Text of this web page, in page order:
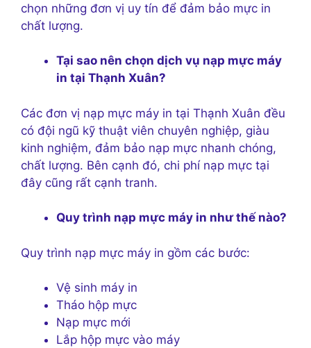
chọn những đơn vị uy tín để đảm bảo mực in
chất lượng.
Tại sao nên chọn dịch vụ nạp mực máy
in tại Thạnh Xuân?
Các đơn vị nạp mực máy in tại Thạnh Xuân đều
có đội ngũ kỹ thuật viên chuyên nghiệp, giàu
kinh nghiệm, đảm bảo nạp mực nhanh chóng,
chất lượng. Bên cạnh đó, chi phí nạp mực tại
đây cũng rất cạnh tranh.
Quy trình nạp mực máy in như thế nào?
Quy trình nạp mực máy in gồm các bước:
Vệ sinh máy in
Tháo hộp mực
Nạp mực mới
Lắp hộp mực vào máy